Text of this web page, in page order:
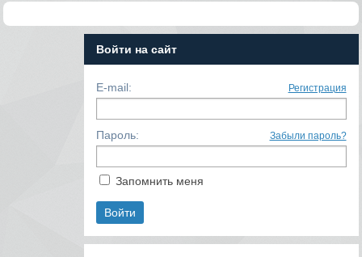
Войти на сайт
E-mail: Регистрация
Пароль: Забыли пароль?
Запомнить меня